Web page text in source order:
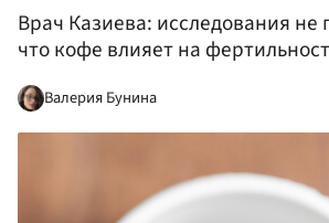
Врач Казиева: исследования
что кофе влияет на
Валерия Бунина